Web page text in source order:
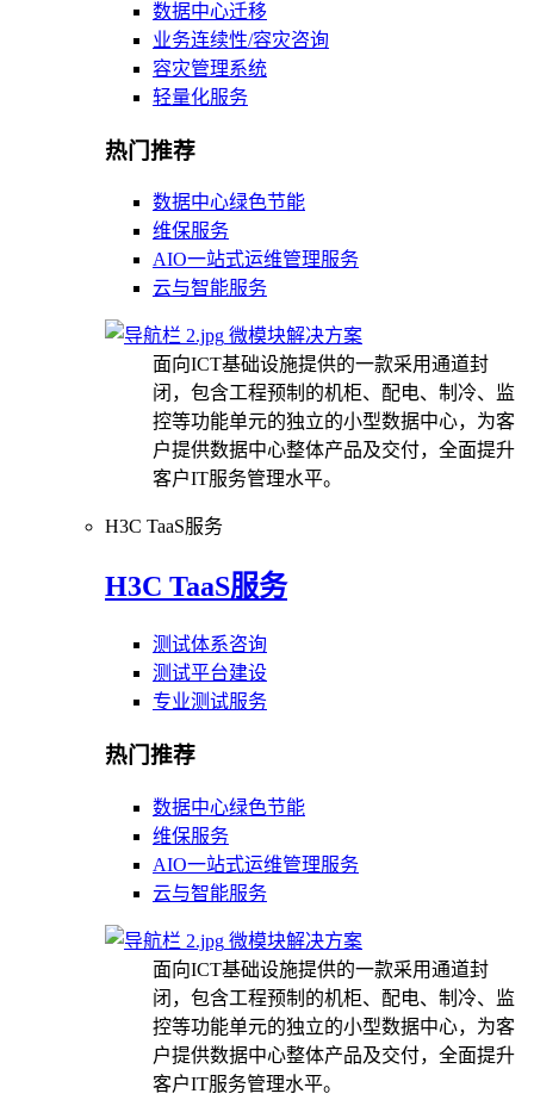
数据中心迁移
业务连续性/容灾咨询
容灾管理系统
轻量化服务
热门推荐
数据中心绿色节能
维保服务
AIO一站式运维管理服务
云与智能服务
微模块解决方案
面向ICT基础设施提供的一款采用通道封
闭，包含工程预制的机柜、配电、制冷、监
控等功能单元的独立的小型数据中心，为客
户提供数据中心整体产品及交付，全面提升
客户IT服务管理水平。
H3C TaaS服务
H3C TaaS服务
测试体系咨询
测试平台建设
专业测试服务
热门推荐
数据中心绿色节能
维保服务
AIO一站式运维管理服务
云与智能服务
微模块解决方案
面向ICT基础设施提供的一款采用通道封
闭，包含工程预制的机柜、配电、制冷、监
控等功能单元的独立的小型数据中心，为客
户提供数据中心整体产品及交付，全面提升
客户IT服务管理水平。